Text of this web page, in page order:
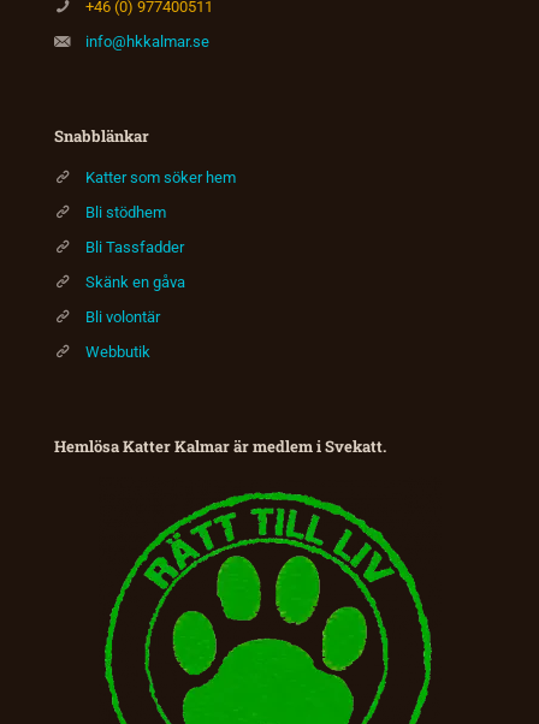
+46 (0) 977400511
info@hkkalmar.se
Snabblänkar
Katter som söker hem
Bli stödhem
Bli Tassfadder
Skänk en gåva
Bli volontär
Webbutik
Hemlösa Katter Kalmar är medlem i Svekatt.